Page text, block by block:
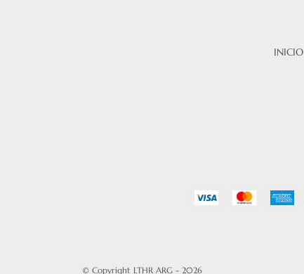
INICIO
© Copyright LTHR ARG - 2026